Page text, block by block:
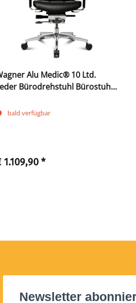
Alu Medic® 10 Ltd.
Bürodrehstuhl Bürostuhl
bald verfügbar
1.109,90 *